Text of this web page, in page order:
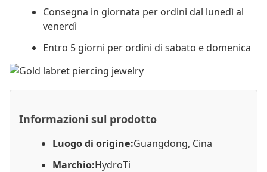
Consegna in giornata per ordini dal lunedì al
venerdì
Entro 5 giorni per ordini di sabato e domenica
Informazioni sul prodotto
Luogo di origine:Guangdong, Cina
Marchio:HydroTi